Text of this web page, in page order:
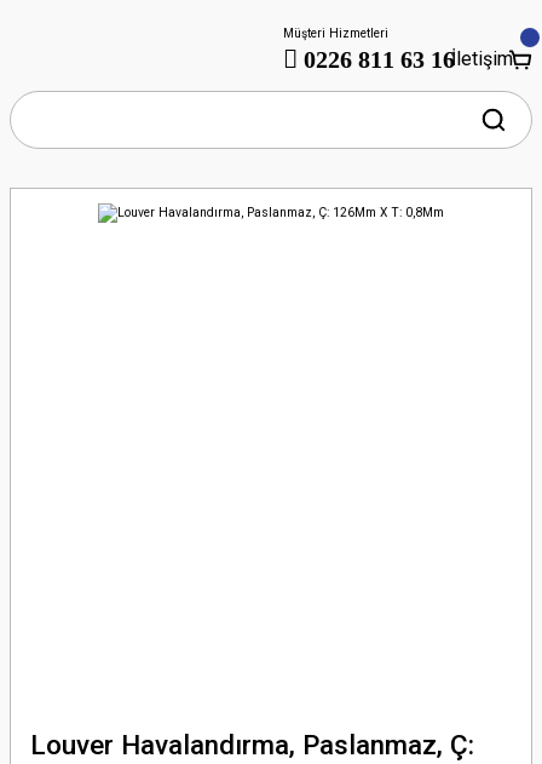
Müşteri Hizmetleri
0226 811 63 16İletişim
Louver Havalandırma, Paslanmaz, Ç: